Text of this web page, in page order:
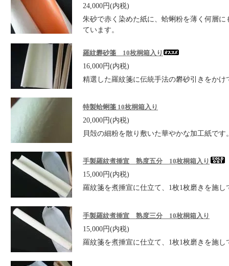
24,000円(内税)
朱砂で赤く染めた紙に、蛤蜊粉を薄く何層に
ています。
羅紋礬砂箋 10枚桐箱入り
16,000円(内税)
精選した羅紋箋に伝統手法の礬砂引きをかけ
特製蛤蜊箋 10枚桐箱入り
20,000円(内税)
貝殻の細粉を散り敷いた華やかな加工紙です
手製羅紋煮捶宣 熟度五分 10枚桐箱入り
15,000円(内税)
羅紋箋を煮捶宣に仕立て、1枚1枚磨きを施し
手製羅紋煮捶宣 熟度三分 10枚桐箱入り
15,000円(内税)
羅紋箋を煮捶宣に仕立て、1枚1枚磨きを施し